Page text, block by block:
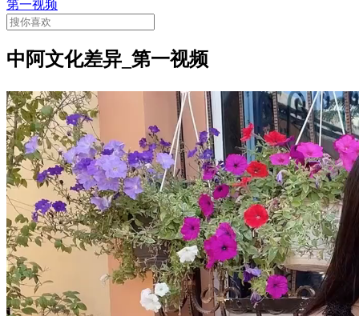
第一视频
中阿文化差异_第一视频